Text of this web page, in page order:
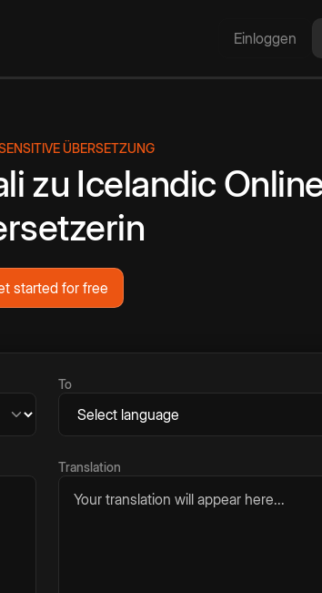
Einloggen
ÜBERSETZUNG
zu Icelandic
started for free
To
Translation
Your translation will appear here...